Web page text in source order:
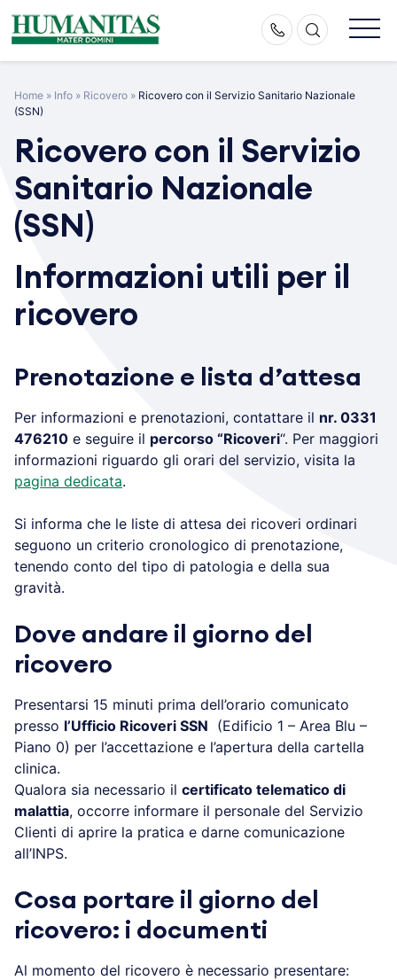
Skip
to
Home » Info » Ricovero » Ricovero con il Servizio Sanitario Nazionale
(SSN)
Ricovero con il Servizio
Sanitario Nazionale
(SSN)
Informazioni utili per il
ricovero
Prenotazione e lista d’attesa
Per informazioni e prenotazioni, contattare il nr. 0331
476210 e seguire il percorso “Ricoveri“. Per maggiori
informazioni riguardo gli orari del servizio, visita la
pagina dedicata.
Si informa che le liste di attesa dei ricoveri ordinari
seguono un criterio cronologico di prenotazione,
tenendo conto del tipo di patologia e della sua
gravità.
Dove andare il giorno del
ricovero
Presentarsi 15 minuti prima dell’orario comunicato
presso l’Ufficio Ricoveri SSN (Edificio 1 – Area Blu –
Piano 0) per l’accettazione e l’apertura della cartella
clinica.
Qualora sia necessario il certificato telematico di
malattia, occorre informare il personale del Servizio
Clienti di aprire la pratica e darne comunicazione
all’INPS.
Cosa portare il giorno del
ricovero: i documenti
Al momento del ricovero è necessario presentare: